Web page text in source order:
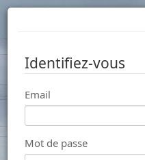
Identifiez-vous
Email
Mot de passe